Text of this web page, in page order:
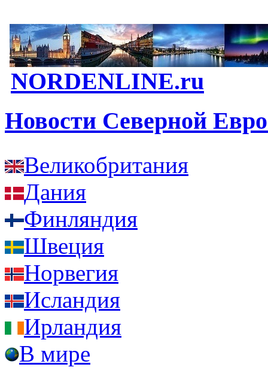
NORDENLINE.ru
Новости Северной
Великобритания
Дания
Финляндия
Швеция
Норвегия
Исландия
Ирландия
В мире